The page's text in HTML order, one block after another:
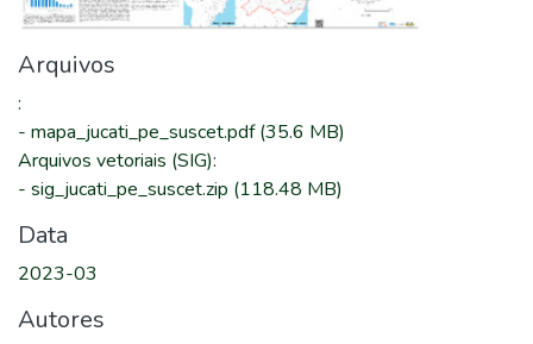
Arquivos
:
- mapa_jucati_pe_suscet.pdf(35.6 MB)
Arquivos vetoriais (SIG):
- sig_jucati_pe_suscet.zip (118.48 MB)
Data
2023-03
Autores